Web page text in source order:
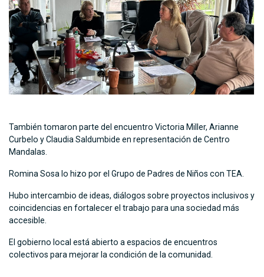
También tomaron parte del encuentro Victoria Miller, Arianne
Curbelo y Claudia Saldumbide en representación de Centro
Mandalas.
Romina Sosa lo hizo por el Grupo de Padres de Niños con TEA.
Hubo intercambio de ideas, diálogos sobre proyectos inclusivos y
coincidencias en fortalecer el trabajo para una sociedad más
accesible.
El gobierno local está abierto a espacios de encuentros
colectivos para mejorar la condición de la comunidad.